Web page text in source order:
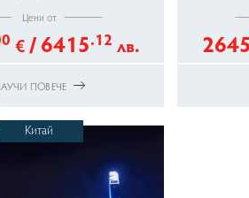
Цени от
€/6415.12 лв.
ПОВЕЧЕ
2645
Китай